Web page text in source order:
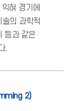
혀 경기에
의 과학적
등과 같은
.
2)